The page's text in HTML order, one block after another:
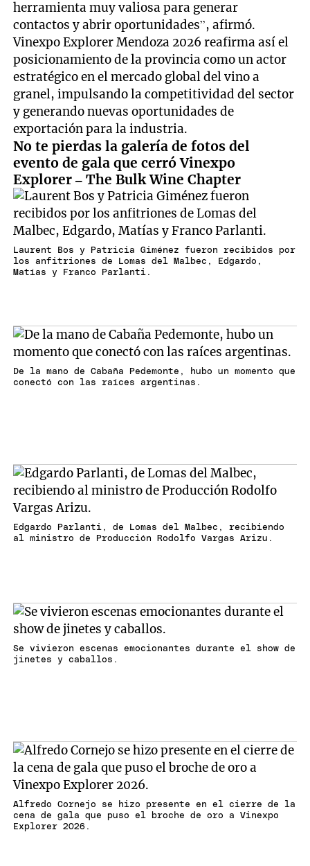
herramienta muy valiosa para generar
contactos y abrir oportunidades”, afirmó.
Vinexpo Explorer Mendoza 2026 reafirma así el
posicionamiento de la provincia como un actor
estratégico en el mercado global del vino a
granel, impulsando la competitividad del sector
y generando nuevas oportunidades de
exportación para la industria.
No te pierdas la galería de fotos del
evento de gala que cerró Vinexpo
Explorer – The Bulk Wine Chapter
Laurent Bos y Patricia Giménez fueron recibidos por
los anfitriones de Lomas del Malbec, Edgardo,
Matías y Franco Parlanti.
De la mano de Cabaña Pedemonte, hubo un momento que
conectó con las raíces argentinas.
Edgardo Parlanti, de Lomas del Malbec, recibiendo
al ministro de Producción Rodolfo Vargas Arizu.
Se vivieron escenas emocionantes durante el show de
jinetes y caballos.
Alfredo Cornejo se hizo presente en el cierre de la
cena de gala que puso el broche de oro a Vinexpo
Explorer 2026.